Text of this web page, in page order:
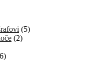
(5)
(2)